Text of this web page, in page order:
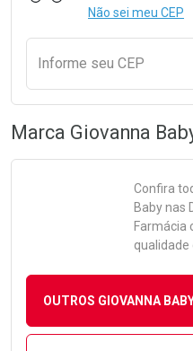
Não sei meu CEP
Informe seu CEP
Marca Giovanna
Confira
Babynas
Farmácia
qualidade
OUTROS GIOVANNA